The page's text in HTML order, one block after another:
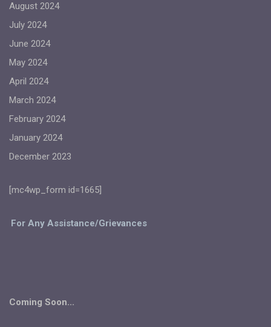
August 2024
July 2024
June 2024
May 2024
April 2024
March 2024
February 2024
January 2024
December 2023
[mc4wp_form id=1665]
For Any Assistance/Grievances
Coming Soon...